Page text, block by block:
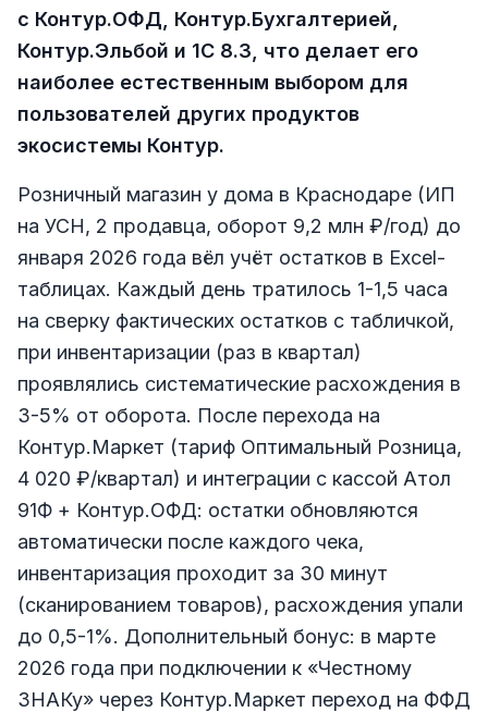
с Контур.ОФД, Контур.Бухгалтерией,
Контур.Эльбой и 1С 8.3, что делает его
наиболее естественным выбором для
пользователей других продуктов
экосистемы Контур.
Розничный магазин у дома в Краснодаре (ИП
на УСН, 2 продавца, оборот 9,2 млн ₽/год) до
января 2026 года вёл учёт остатков в Excel-
таблицах. Каждый день тратилось 1-1,5 часа
на сверку фактических остатков с табличкой,
при инвентаризации (раз в квартал)
проявлялись систематические расхождения в
3-5% от оборота. После перехода на
Контур.Маркет (тариф Оптимальный Розница,
4 020 ₽/квартал) и интеграции с кассой Атол
91Ф + Контур.ОФД: остатки обновляются
автоматически после каждого чека,
инвентаризация проходит за 30 минут
(сканированием товаров), расхождения упали
до 0,5-1%. Дополнительный бонус: в марте
2026 года при подключении к «Честному
ЗНАКу» через Контур.Маркет переход на ФФД